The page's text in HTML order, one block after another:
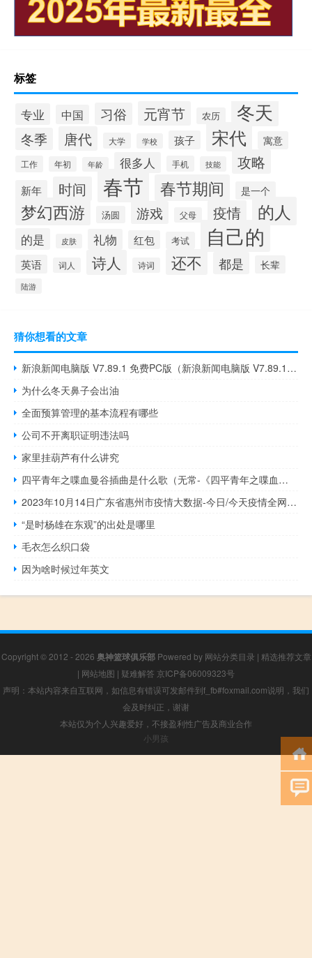
标签
专业 中国 习俗 元宵节 农历 冬天
冬季 唐代 大学 学校 孩子 宋代 寓意
工作 年初 年龄 很多人 手机 技能 攻略
新年 时间 春节 春节期间 是一个
梦幻西游 汤圆 游戏 父母 疫情 的人
的是 皮肤 礼物 红包 考试 自己的
英语 词人 诗人 诗词 还不 都是 长辈
陆游
猜你想看的文章
新浪新闻电脑版 V7.89.1 免费PC版（新浪新闻电脑版 V7.89.1 免费PC版功能简介）
为什么冬天鼻子会出油
全面预算管理的基本流程有哪些
公司不开离职证明违法吗
家里挂葫芦有什么讲究
四平青年之喋血曼谷插曲是什么歌（无常-《四平青年之喋血曼谷》电影主题曲简介）
2023年10月14日广东省惠州市疫情大数据-今日/今天疫情全网搜索最新实时消息动态情况通知播报
“是时杨雄在东观”的出处是哪里
毛衣怎么织口袋
因为啥时候过年英文
Copyright © 2012 - 2026 奥神篮球俱乐部Powered by 网站分类目录 | 精选推荐文章
| 网站地图 | 疑难解答 京ICP备06009323号
声明：本站内容来自互联网，如信息有错误可发邮件到f_fb#foxmail.com说明，我们
会及时纠正，谢谢
本站仅为个人兴趣爱好，不接盈利性广告及商业合作
小男孩